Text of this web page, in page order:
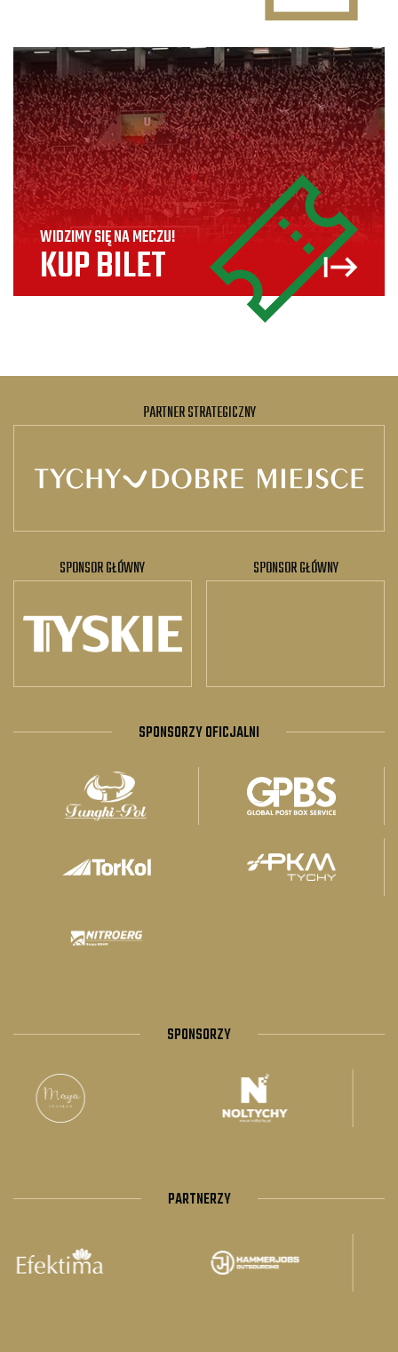
WIDZIMY SIĘ NA MECZU!
KUP BILET
PARTNER STRATEGICZNY
SPONSOR GŁÓWNY SPONSOR GŁÓWNY
SPONSORZY OFICJALNI
SPONSORZY
PARTNERZY